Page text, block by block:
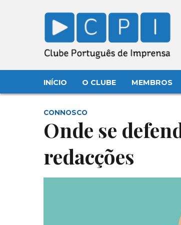
INÍCIO O CLUBE MEMBROS
CONNOSCO
Onde se
redacções